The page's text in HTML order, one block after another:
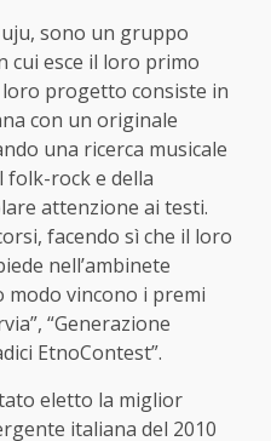
sono un gruppo
cui esce il loro primo
loro progetto consiste in
con un originale
una ricerca musicale
folk-rock e della
attenzione ai testi.
facendo sì che il loro
nell’ambinete
modo vincono i premi
“Generazione
EtnoContest”.
eletto la miglior
italiana del 2010